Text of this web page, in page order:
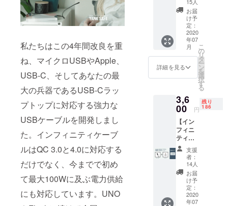
私たちはこの4年間改良を重
ね、マイクロUSBやApple、
USB-C、そしてあなたの最
大の兵器であるUSB-Cラッ
プトップに対応する強力な
USBケーブルを開発しまし
た。インフィニティケーブ
ルはQC 3.0と4.0に対応する
だけでなく、今までで初め
て最大100Wに及ぶ電力供給
にも対応しています。UNO
のみ、
お買い
求めい
ただけ
ます。
単品で
のご支
援はで
せ
ん。】
付属
品：
2.0m
ケーブ
ル リ
ターン
内容
2.0m
ル(ガン
メタ
ル）x１
※ケーブ
ルと
チップ
のセッ
トをご
支援さ
れた方
のみ、
お買い
求めい
ただけ
お届
け予
定：
2020
年07
月
詳細を見る
こ
の
リ
タ
ー
ン
を
選
択
す
る
3,6
00 円
残り
186
【イン
フィニ
ティ
ケーブ
ル x1 早
割価
格
48%オ
フ】 先
着200
セット
支援
者：
14人
お届
け予
定：
2020
年07